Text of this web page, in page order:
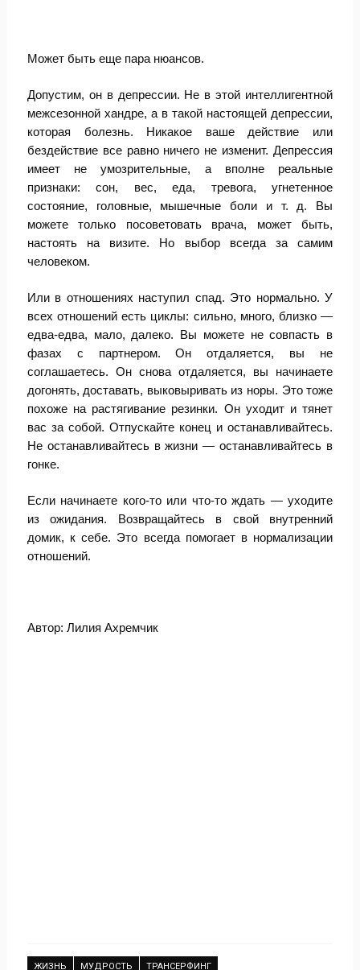
Может быть еще пара нюансов.
Допустим, он в депрессии. Не в этой интеллигентной
межсезонной хандре, а в такой настоящей депрессии,
которая болезнь. Никакое ваше действие или
бездействие все равно ничего не изменит. Депрессия
имеет не умозрительные, а вполне реальные
признаки: сон, вес, еда, тревога, угнетенное
состояние, головные, мышечные боли и т. д. Вы
можете только посоветовать врача, может быть,
настоять на визите. Но выбор всегда за самим
человеком.
Или в отношениях наступил спад. Это нормально. У
всех отношений есть циклы: сильно, много, близко —
едва-едва, мало, далеко. Вы можете не совпасть в
фазах с партнером. Он отдаляется, вы не
соглашаетесь. Он снова отдаляется, вы начинаете
догонять, доставать, выковыривать из норы. Это тоже
похоже на растягивание резинки. Он уходит и тянет
вас за собой. Отпускайте конец и останавливайтесь.
Не останавливайтесь в жизни — останавливайтесь в
гонке.
Если начинаете кого-то или что-то ждать — уходите
из ожидания. Возвращайтесь в свой внутренний
домик, к себе. Это всегда помогает в нормализации
отношений.
Автор: Лилия Ахремчик
ЖИЗНЬ МУДРОСТЬ ТРАНСЕРФИНГ